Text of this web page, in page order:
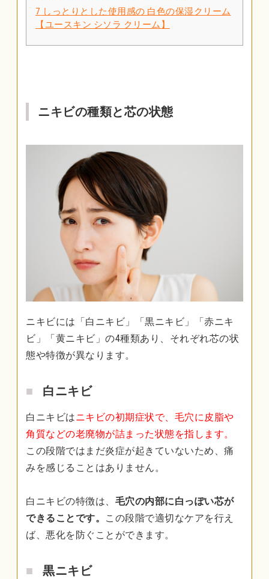
7 しっとりとした使用感の 白色の保湿クリーム
【ユースキン シソラ クリーム】
ニキビの種類と芯の状態
ニキビには「白ニキビ」「黒ニキビ」「赤ニキ
ビ」「黄ニキビ」の4種類あり、それぞれ芯の状
態や特徴が異なります。
白ニキビ
白ニキビはニキビの初期症状で、毛穴に皮脂や
角質などの老廃物が詰まった状態を指します。
この段階ではまだ炎症が起きていないため、痛
みを感じることはありません。
白ニキビの特徴は、 毛穴の内部に白っぽい芯が
できることです。
この段階で適切なケアを行え
ば、悪化を防ぐことができます。
黒ニキビ